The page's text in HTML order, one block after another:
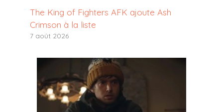
The King of Fighters AFK ajoute Ash
Crimson à la liste
7 août 2026